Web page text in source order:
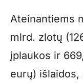
Ateinantiems
mlrd. zlotų
įplaukos ir
eurų)